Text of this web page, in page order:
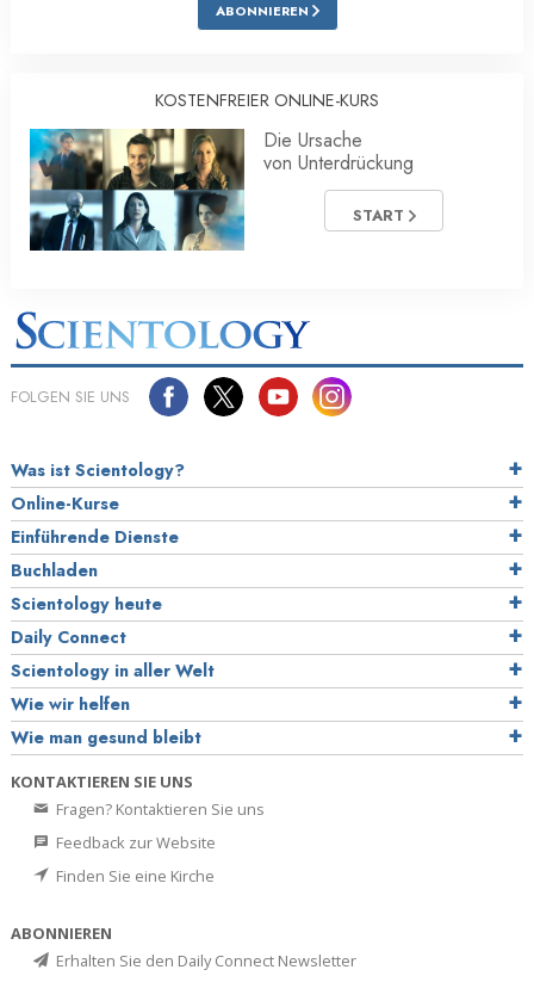
ABONNIEREN
KOSTENFREIER ONLINE-KURS
Die Ursache
von Unterdrückung
START
FOLGEN SIE UNS
Was ist Scientology?
Online-Kurse
Einführende Dienste
Buchladen
Scientology heute
Daily Connect
Scientology in aller Welt
Wie wir helfen
Wie man gesund bleibt
KONTAKTIEREN SIE UNS
Fragen? Kontaktieren Sie uns
Feedback zur Website
Finden Sie eine Kirche
ABONNIEREN
Erhalten Sie den Daily Connect Newsletter